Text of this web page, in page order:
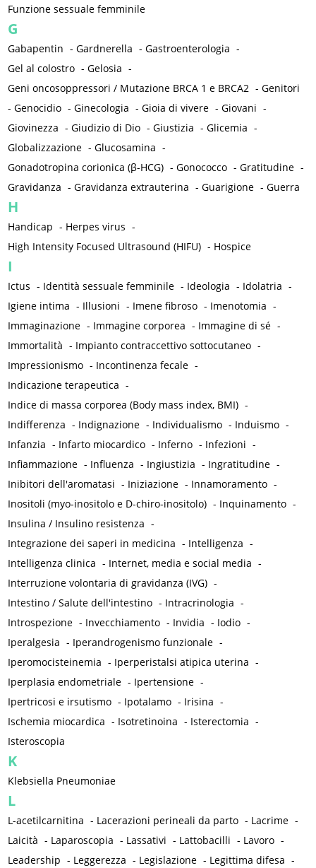
Funzione sessuale femminile
G
Gabapentin -Gardnerella -Gastroenterologia -
Gel al colostro -Gelosia -
Geni oncosoppressori / Mutazione BRCA 1 e BRCA2 -Genitori
-Genocidio -Ginecologia -Gioia di vivere -Giovani -
Giovinezza -Giudizio di Dio -Giustizia -Glicemia -
Globalizzazione -Glucosamina -
Gonadotropina corionica (β-HCG) -Gonococco -Gratitudine -
Gravidanza -Gravidanza extrauterina -Guarigione -Guerra
H
Handicap - Herpes virus -
High Intensity Focused Ultrasound (HIFU) - Hospice
I
Ictus - Identità sessuale femminile - Ideologia - Idolatria -
Igiene intima - Illusioni - Imene fibroso - Imenotomia -
Immaginazione - Immagine corporea - Immagine di sé -
Immortalità - Impianto contraccettivo sottocutaneo -
Impressionismo - Incontinenza fecale -
Indicazione terapeutica -
Indice di massa corporea (Body mass index, BMI) -
Indifferenza - Indignazione - Individualismo - Induismo -
Infanzia - Infarto miocardico - Inferno - Infezioni -
Infiammazione - Influenza - Ingiustizia - Ingratitudine -
Inibitori dell'aromatasi - Iniziazione - Innamoramento -
Inositoli (myo-inositolo e D-chiro-inositolo) - Inquinamento -
Insulina / Insulino resistenza -
Integrazione dei saperi in medicina - Intelligenza -
Intelligenza clinica - Internet, media e social media -
Interruzione volontaria di gravidanza (IVG) -
Intestino / Salute dell'intestino - Intracrinologia -
Introspezione - Invecchiamento - Invidia - Iodio -
Iperalgesia - Iperandrogenismo funzionale -
Iperomocisteinemia - Iperperistalsi atipica uterina -
Iperplasia endometriale - Ipertensione -
Ipertricosi e irsutismo - Ipotalamo - Irisina -
Ischemia miocardica - Isotretinoina - Isterectomia -
Isteroscopia
K
Klebsiella Pneumoniae
L
L-acetilcarnitina - Lacerazioni perineali da parto - Lacrime -
Laicità - Laparoscopia - Lassativi - Lattobacilli - Lavoro -
Leadership - Leggerezza - Legislazione - Legittima difesa -